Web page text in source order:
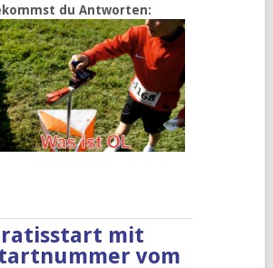
du Antworten:
mit
vom